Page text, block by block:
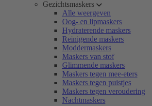
Gezichtsmaskers
Alle weergeven
Oog- en lipmaskers
Hydraterende maskers
Reinigende maskers
Moddermaskers
Maskers van stof
Glimmende maskers
Maskers tegen mee-eters
Maskers tegen puistjes
Maskers tegen veroudering
Nachtmaskers